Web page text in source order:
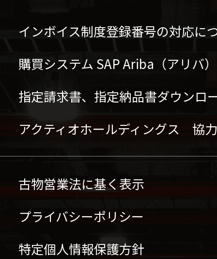
インボイス制度登録番号の対応に
購買システム SAP Ariba（アリバ
指定請求書、指定納品書ダウンロ
アクティオホールディングス 協
古物営業法に基く表示
プライバシーポリシー
特定個人情報保護方針